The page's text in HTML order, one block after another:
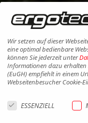
KARRIERE
B2B PORTAL
COOKIES
Wir setzen auf dieser
eine optimal bedienbare
können Sie jederzeit unter
Informationen dazu erhalten
(EuGH) empfiehlt in einem
Webseitenbesucher Cookie-
ESSENZIELL